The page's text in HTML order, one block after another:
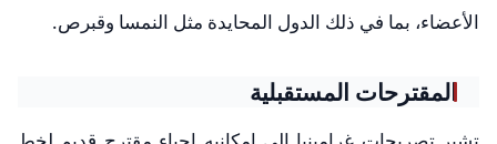
الأعضاء، بما في ذلك الدول المحايدة مثل النمسا وقبرص.
المقترحات المستقبلية